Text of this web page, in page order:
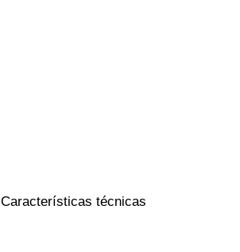
Características técnicas